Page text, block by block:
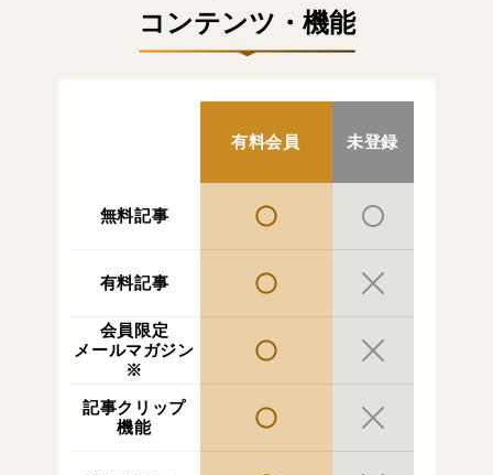
コンテンツ・機能
有料会員 未登録
無料記事
有料記事
会員限定
メールマガジン
※
記事クリップ
機能